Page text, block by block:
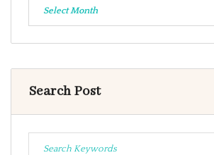
Select Month
Search Post